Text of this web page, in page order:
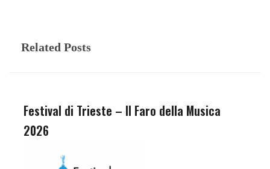
Related Posts
Festival di Trieste – Il Faro della Musica
2026